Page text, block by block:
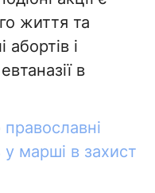
життя та
абортів і
в
православні
марші в захист